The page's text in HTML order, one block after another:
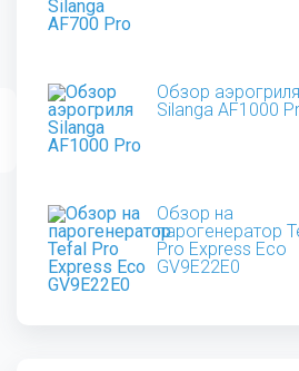
Обзор аэрогриля
Silanga AF1000
Обзор на
парогенератор
Pro Express Eco
GV9E22E0